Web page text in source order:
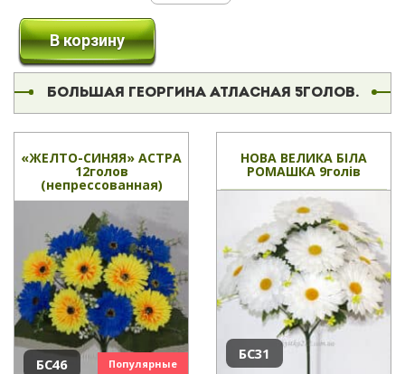
В корзину
БОЛЬШАЯ ГЕОРГИНА АТЛАСНАЯ 5ГОЛОВ.
«ЖЕЛТО-СИНЯЯ» АСТРА
12голов
(непрессованная)
БС46
НОВА ВЕЛИКА БІЛА
РОМАШКА 9голів
БС31